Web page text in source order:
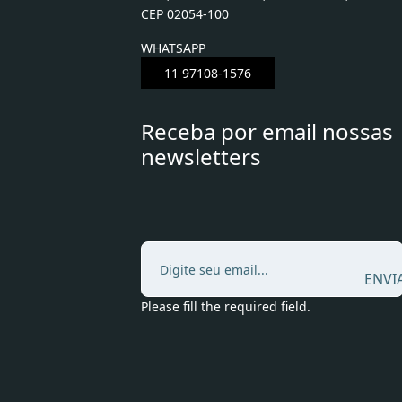
CEP 02054-100
WHATSAPP
11 97108-1576
Receba por email nossas
newsletters
Please fill the required field.